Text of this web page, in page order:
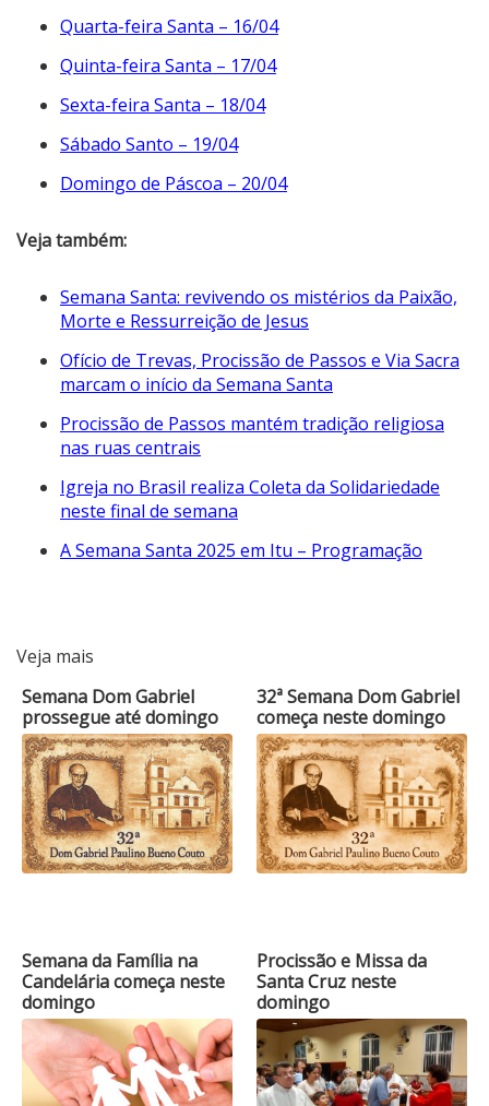
Quarta-feira Santa – 16/04
Quinta-feira Santa – 17/04
Sexta-feira Santa – 18/04
Sábado Santo – 19/04
Domingo de Páscoa – 20/04
Veja também:
Semana Santa: revivendo os mistérios da Paixão,
Morte e Ressurreição de Jesus
Ofício de Trevas, Procissão de Passos e Via Sacra
marcam o início da Semana Santa
Procissão de Passos mantém tradição religiosa
nas ruas centrais
Igreja no Brasil realiza Coleta da Solidariedade
neste final de semana
A Semana Santa 2025 em Itu – Programação
Veja mais
Semana Dom Gabriel
prossegue até domingo
32ª Semana Dom Gabriel
começa neste domingo
Semana da Família na
Candelária começa neste
domingo
Procissão e Missa da
Santa Cruz neste
domingo